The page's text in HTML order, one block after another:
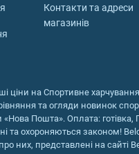
При
вагітні чи годуєте
в залежності від
2-3 прийоми;
Контакти та адреси
магазинів
ціни на Спортивне
та огляди новинок
Пошта». Оплата: готівка,
та охороняються законом!
них, представлені на